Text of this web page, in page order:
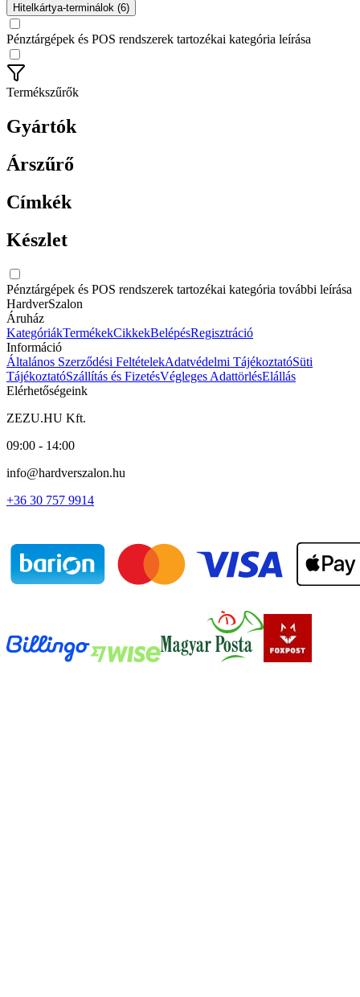
Hitelkártya-terminálok (6)
Pénztárgépek és POS rendszerek tartozékai kategória leírása
Termékszűrők
Gyártók
Árszűrő
Címkék
Készlet
Pénztárgépek és POS rendszerek tartozékai kategória további leírása
HardverSzalon
Áruház
KategóriákTermékekCikkekBelépésRegisztráció
Információ
Általános Szerződési FeltételekAdatvédelmi TájékoztatóSüti
TájékoztatóSzállítás és FizetésVégleges AdattörlésElállás
Elérhetőségeink
ZEZU.HU Kft.
09:00 - 14:00
info@hardverszalon.hu
+36 30 757 9914